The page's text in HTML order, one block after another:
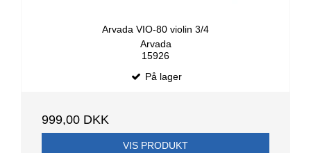
Arvada VIO-80 violin 3/4
Arvada
15926
På lager
999,00 DKK
VIS PRODUKT